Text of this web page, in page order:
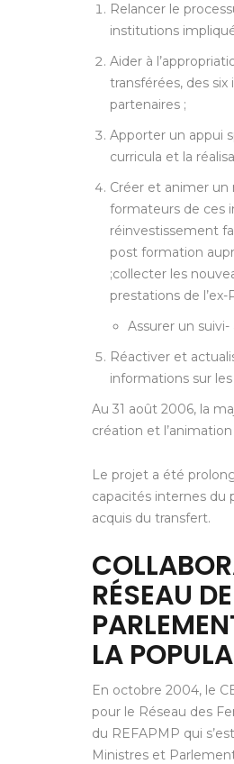
Relancer le
institutions
Aider à
transférées, des
partenaires ;
Apporter un appui
curricula et la
Créer et animer
formateurs de ces
réinvestissement
post formation
;collecter les
prestations de l’ex-
Assurer un
Réactiver et
informations sur
Au 31 août 2006, la
création et
Le projet a été
capacités internes du
acquis du transfert.
RÉSEAU
LA
En octobre 2004, le
pour le Réseau des
du REFAPMP qui
Ministres et